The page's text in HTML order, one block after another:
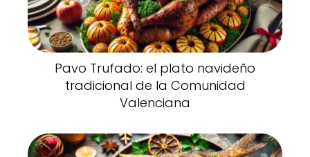
Pavo Trufado: el plato navideño
tradicional de la Comunidad
Valenciana